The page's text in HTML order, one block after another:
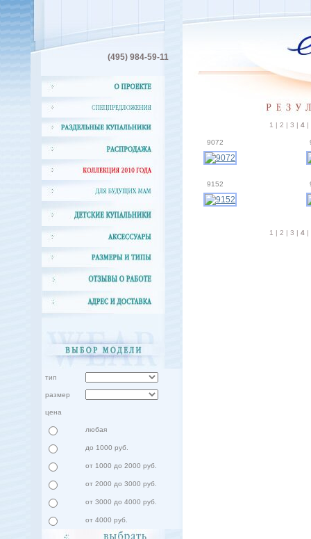
(495) 984-59-11
тип
размер
цена
любая
до 1000 руб.
от 1000 до 2000 руб.
от 2000 до 3000 руб.
от 3000 до 4000 руб.
от 4000 руб.
1 | 2 | 3 | 4 |
9072
9152
1 | 2 | 3 | 4 |